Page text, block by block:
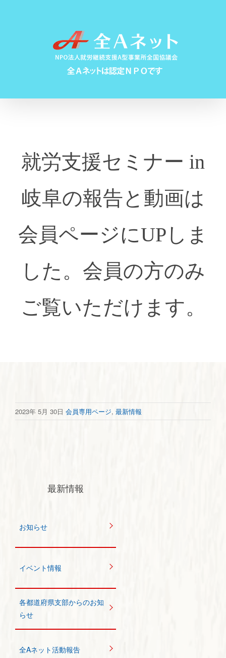
就労支援セミナー in
岐阜の報告と動画は
会員ページにUPしま
した。会員の方のみ
ご覧いただけます。
2023年 5月 30日 会員専用ページ, 最新情報
最新情報
お知らせ
イベント情報
各都道府県支部からのお知
らせ
全Aネット活動報告